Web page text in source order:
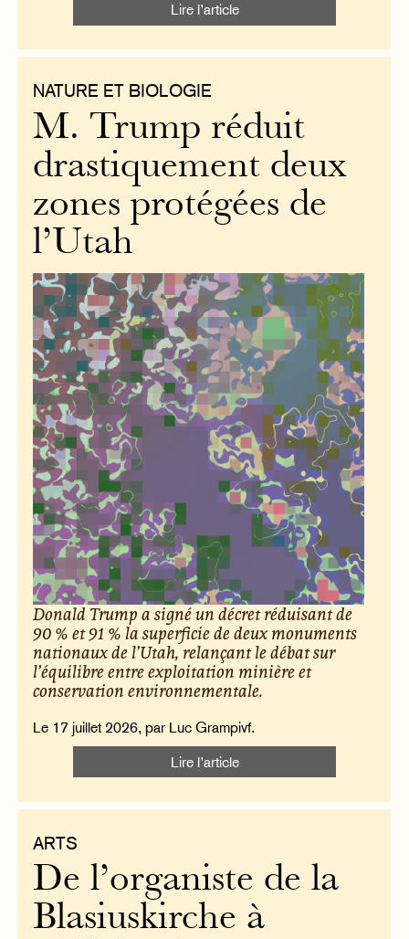
Lire l’article
NATURE ET BIOLOGIE
M. Trump réduit
drastiquement deux
zones protégées de
l’Utah
Donald Trump a signé un décret réduisant de
90 % et 91 % la superficie de deux monuments
nationaux de l’Utah, relançant le débat sur
l’équilibre entre exploitation minière et
conservation environnementale.
Le 17 juillet 2026, par Luc Grampivf.
Lire l’article
ARTS
De l’organiste de la
Blasiuskirche à